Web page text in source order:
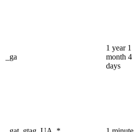
_ga
1 year 1
month 4
days